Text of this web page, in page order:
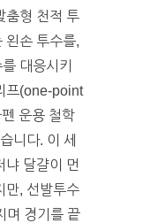
춤형 천적 투
왼손 투수를,
대응시키
프(one-point
운용 철학
니다. 이 세
냐 달걀이 먼
만, 선발투수
며 경기를 끝